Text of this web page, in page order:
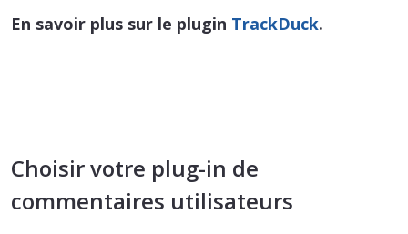
En savoir plus sur le plugin TrackDuck.
Choisir votre plug-in de
commentaires utilisateurs